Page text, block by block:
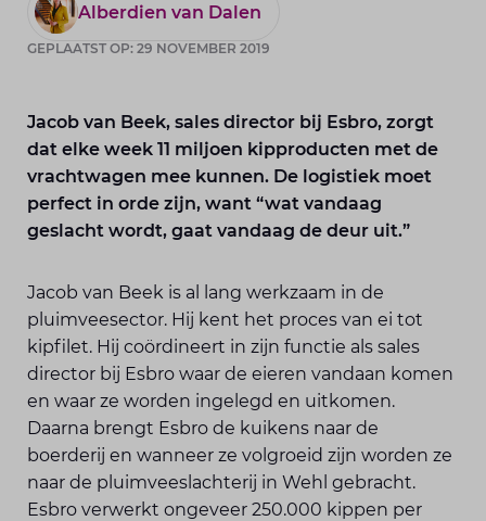
Alberdien van Dalen
GEPLAATST OP: 29 NOVEMBER 2019
Jacob van Beek, sales director bij Esbro, zorgt
dat elke week 11 miljoen kipproducten met de
vrachtwagen mee kunnen. De logistiek moet
perfect in orde zijn, want “wat vandaag
geslacht wordt, gaat vandaag de deur uit.”
Jacob van Beek is al lang werkzaam in de
pluimveesector. Hij kent het proces van ei tot
kipfilet. Hij coördineert in zijn functie als sales
director bij Esbro waar de eieren vandaan komen
en waar ze worden ingelegd en uitkomen.
Daarna brengt Esbro de kuikens naar de
boerderij en wanneer ze volgroeid zijn worden ze
naar de pluimveeslachterij in Wehl gebracht.
Esbro verwerkt ongeveer 250.000 kippen per